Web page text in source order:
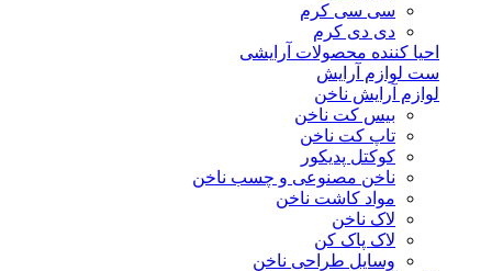
سی سی کرم
دی دی کرم
احیا کننده محصولات آرایشی
ست لوازم آرایش
لوازم آرایش ناخن
بیس کت ناخن
تاپ کت ناخن
کوکتل پدیکور
ناخن مصنوعی و چسب ناخن
مواد کاشت ناخن
لاک ناخن
لاک پاک کن
وسایل طراحی ناخن